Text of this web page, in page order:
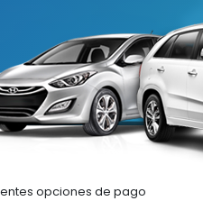
opciones de pago